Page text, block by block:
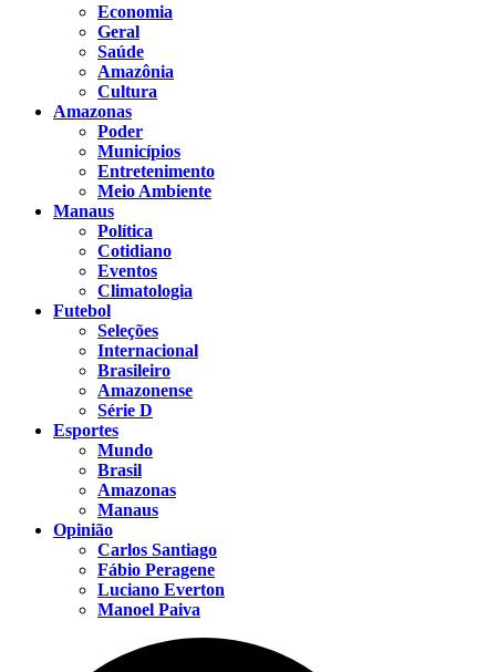
Economia
Geral
Saúde
Amazônia
Cultura
Amazonas
Poder
Municípios
Entretenimento
Meio Ambiente
Manaus
Política
Cotidiano
Eventos
Climatologia
Futebol
Seleções
Internacional
Brasileiro
Amazonense
Série D
Esportes
Mundo
Brasil
Amazonas
Manaus
Opinião
Carlos Santiago
Fábio Peragene
Luciano Everton
Manoel Paiva